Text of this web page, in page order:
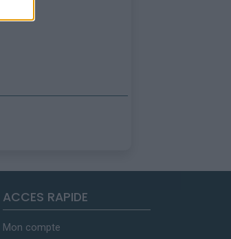
ACCES RAPIDE
Mon compte